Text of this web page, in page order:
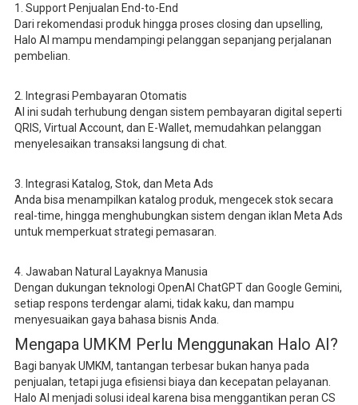
1. Support Penjualan End-to-End
Dari rekomendasi produk hingga proses closing dan upselling,
Halo AI mampu mendampingi pelanggan sepanjang perjalanan
pembelian.
2. Integrasi Pembayaran Otomatis
AI ini sudah terhubung dengan sistem pembayaran digital seperti
QRIS, Virtual Account, dan E-Wallet, memudahkan pelanggan
menyelesaikan transaksi langsung di chat.
3. Integrasi Katalog, Stok, dan Meta Ads
Anda bisa menampilkan katalog produk, mengecek stok secara
real-time, hingga menghubungkan sistem dengan iklan Meta Ads
untuk memperkuat strategi pemasaran.
4. Jawaban Natural Layaknya Manusia
Dengan dukungan teknologi OpenAI ChatGPT dan Google Gemini,
setiap respons terdengar alami, tidak kaku, dan mampu
menyesuaikan gaya bahasa bisnis Anda.
Mengapa UMKM Perlu Menggunakan Halo AI?
Bagi banyak UMKM, tantangan terbesar bukan hanya pada
penjualan, tetapi juga efisiensi biaya dan kecepatan pelayanan.
Halo AI menjadi solusi ideal karena bisa menggantikan peran CS